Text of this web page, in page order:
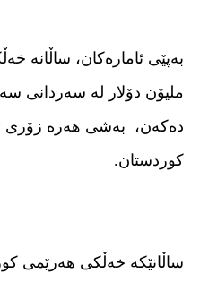
ملیۆن دۆلار لە سەردانی
دەكەن، بەشی هەرە زۆری
كوردستان.
ساڵانێکە خەڵکى هەرێمى